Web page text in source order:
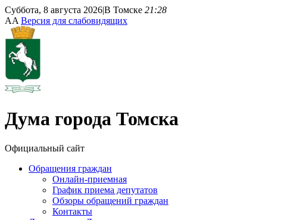
Суббота, 8 августа 2026|В Томске 21:28
AA Версия для слабовидящих
Дума города Томска
Официальный сайт
Обращения граждан
Онлайн-приемная
График приема депутатов
Обзоры обращений граждан
Контакты